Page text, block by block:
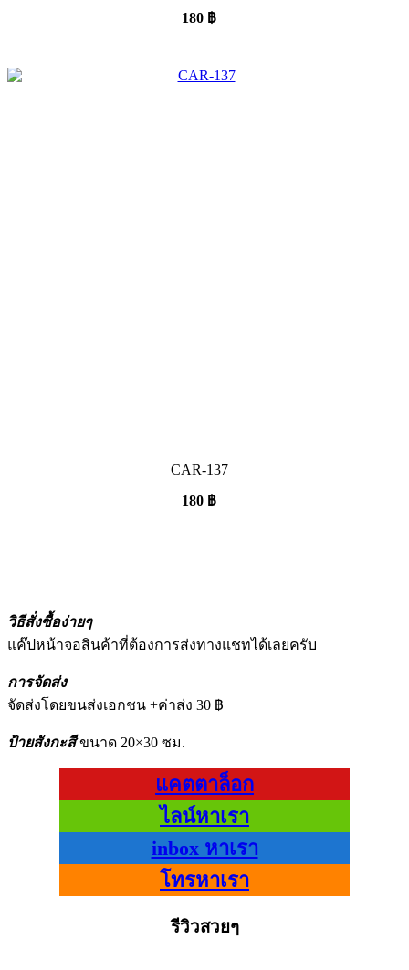
180 ฿
CAR-137
180 ฿
วิธีสั่งซื้อง่ายๆ
แค๊ปหน้าจอสินค้าที่ต้องการส่งทางแชทได้เลยครับ
การจัดส่ง
จัดส่งโดยขนส่งเอกชน +ค่าส่ง 30 ฿
ป้ายสังกะสีขนาด 20×30 ซม.
แคตตาล็อก
ไลน์หาเรา
inbox หาเรา
โทรหาเรา
รีวิวสวยๆ